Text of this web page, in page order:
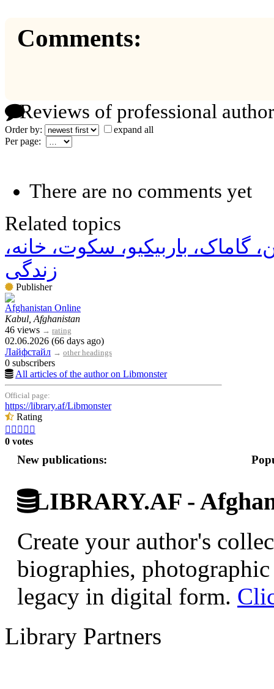
Comments:
Reviews of professional
Order by:
expand all
Per page:
There are no comments yet
Related topics
گاماک، باربیکیو، سکوت، خانه،
زندگی
Publisher
Afghanistan Online
Kabul, Afghanistan
46 views → rating
02.06.2026 (66 days ago)
Лайфстайл → other headings
0 subscribers
All articles of the author on Libmonster
Official page:
https://library.af/Libmonster
Rating
    
0 votes
New publications:
LIBRARY.AF -
Create your author's
biographies,
legacy in digital form.
Library Partners